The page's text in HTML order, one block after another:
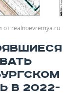
от realnoevremya.ru
В 2022-